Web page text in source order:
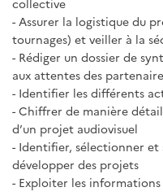
collective
- Assurer la logistique du
tournages) et veiller à la
- Rédiger un dossier de
aux attentes des
- Identifier les différents
- Chiffrer de manière
d’un projet audiovisuel
- Identifier, sélectionner
développer des projets
- Exploiter les informations